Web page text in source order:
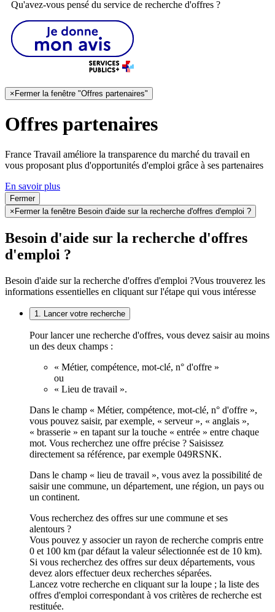
Qu'avez-vous pensé du service de recherche d'offres ?
× Fermer la fenêtre "Offres partenaires"
Offres partenaires
France Travail améliore la transparence du marché du travail en
vous proposant plus d'opportunités d'emploi grâce à ses partenaires
En savoir plus
Fermer
× Fermer la fenêtre Besoin d'aide sur la recherche d'offres d'emploi ?
Besoin d'aide sur la recherche d'offres
d'emploi ?
Besoin d'aide sur la recherche d'offres d'emploi ?Vous trouverez les
informations essentielles en cliquant sur l'étape qui vous intéresse
1. Lancer votre recherche
Pour lancer une recherche d'offres, vous devez saisir au moins
un des deux champs :
« Métier, compétence, mot-clé, n° d'offre »
ou
« Lieu de travail ».
Dans le champ « Métier, compétence, mot-clé, n° d'offre »,
vous pouvez saisir, par exemple, « serveur », « anglais »,
« brasserie » en tapant sur la touche « entrée » entre chaque
mot. Vous recherchez une offre précise ? Saisissez
directement sa référence, par exemple 049RSNK.
Dans le champ « lieu de travail », vous avez la possibilité de
saisir une commune, un département, une région, un pays ou
un continent.
Vous recherchez des offres sur une commune et ses
alentours ?
Vous pouvez y associer un rayon de recherche compris entre
0 et 100 km (par défaut la valeur sélectionnée est de 10 km).
Si vous recherchez des offres sur deux départements, vous
devez alors effectuer deux recherches séparées.
Lancez votre recherche en cliquant sur la loupe ; la liste des
offres d'emploi correspondant à vos critères de recherche est
restituée.